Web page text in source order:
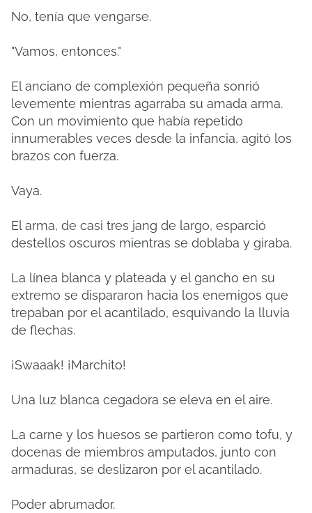
No, tenía que vengarse.
"Vamos, entonces."
El anciano de complexión pequeña sonrió
levemente mientras agarraba su amada arma.
Con un movimiento que había repetido
innumerables veces desde la infancia, agitó los
brazos con fuerza.
Vaya.
El arma, de casi tres jang de largo, esparció
destellos oscuros mientras se doblaba y giraba.
La línea blanca y plateada y el gancho en su
extremo se dispararon hacia los enemigos que
trepaban por el acantilado, esquivando la lluvia
de flechas.
¡Swaaak! ¡Marchito!
Una luz blanca cegadora se eleva en el aire.
La carne y los huesos se partieron como tofu, y
docenas de miembros amputados, junto con
armaduras, se deslizaron por el acantilado.
Poder abrumador.